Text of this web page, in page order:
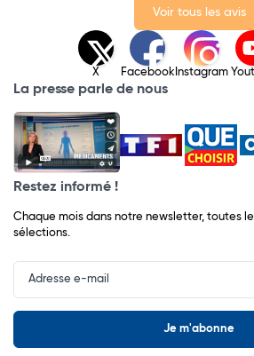
Voir tous les avis
X Facebook Instagram
La presse parle de nous
Restez informé !
Chaque mois dans notre newsletter, toutes
sélections.
Input
Newsletter